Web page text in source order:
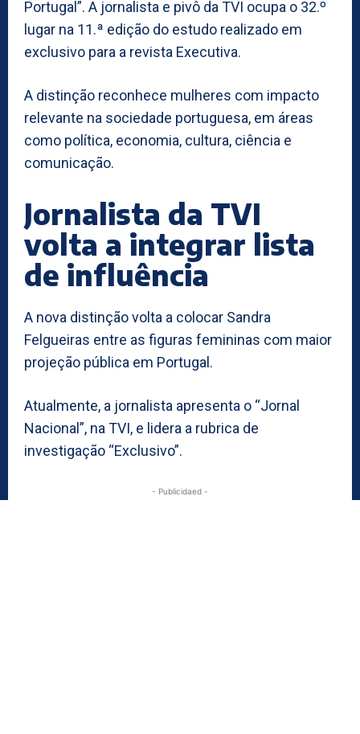
Portugal”. A jornalista e pivô da TVI ocupa o 32.º
lugar na 11.ª edição do estudo realizado em
exclusivo para a revista Executiva.
A distinção reconhece mulheres com impacto
relevante na sociedade portuguesa, em áreas
como política, economia, cultura, ciência e
comunicação.
Jornalista da TVI
volta a integrar lista
de influência
A nova distinção volta a colocar Sandra
Felgueiras entre as figuras femininas com maior
projeção pública em Portugal.
Atualmente, a jornalista apresenta o “Jornal
Nacional”, na TVI, e lidera a rubrica de
investigação “Exclusivo”.
- Publicidaed -